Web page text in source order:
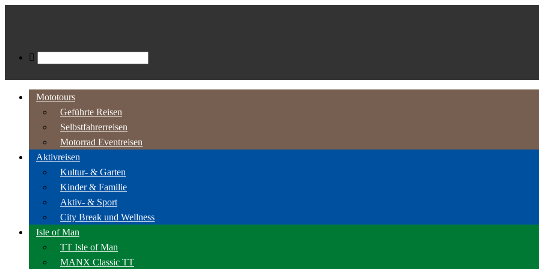
Mototours
Geführte Reisen
Selbstfahrerreisen
Motorrad Eventreisen
Aktivreisen
Kultur- & Garten
Kinder & Familie
Aktiv- & Sport
City Break und Wellness
Isle of Man
TT Isle of Man
MANX Classic TT